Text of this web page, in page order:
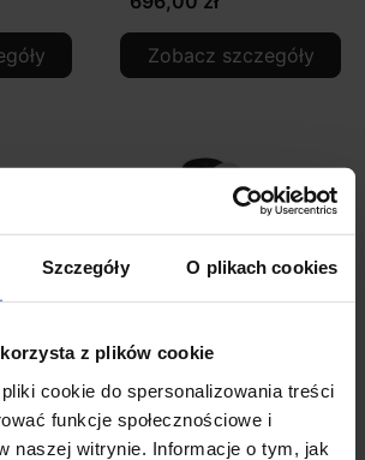
Szczegóły O plikach cookies
z plików cookie
cookie do spersonalizowania treści
funkcje społecznościowe i
naszej witrynie. Informacje o tym, jak
Zobacz szczegóły
90
złota
LUCES LE42887/92
URUAPAN czarna, złota
sufitowa 4xG9